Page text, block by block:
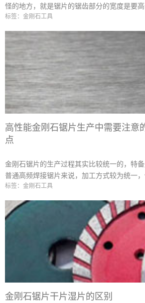
怪的地方，就是锯片的锯齿部分的宽度是要
基体的厚度的，那么为什么会出现这样的情况
齿宽的情况是普遍存在还是部分存在？齿宽
度的具体对比数值是多少？
标签：金刚石工具
高性能金刚石锯片生产中需要注意
点
金刚石锯片的生产过程其实比较统一的，特
普通高频焊接锯片来说，加工方式较为统一
果追求高性能的锯片，在制作过程中就需要解
金刚石锯片生产过程中的细节问题，找到一些
解决办法。
标签：金刚石工具
金刚石锯片干片湿片的区别